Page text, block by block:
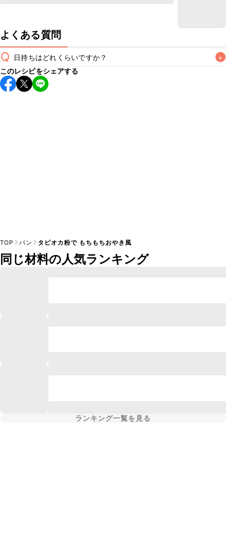
よくある質問
Q 日持ちはどれくらいですか？ +
保存期間は冷蔵で当日中が目安です。なるべくお早めにお召
し上がりください。
このレシピをシェアする
TOP パン タピオカ粉で もちもちおやき風
同じ材料の人気ランキング
ランキング一覧を見る